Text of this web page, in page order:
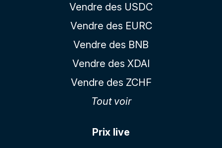
Vendre des USDC
Vendre des EURC
Vendre des BNB
Vendre des XDAI
Vendre des ZCHF
Tout voir
Prix live